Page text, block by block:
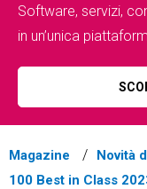
Software, servizi,
in un’unica
Magazine
Novità
100 Best in Class